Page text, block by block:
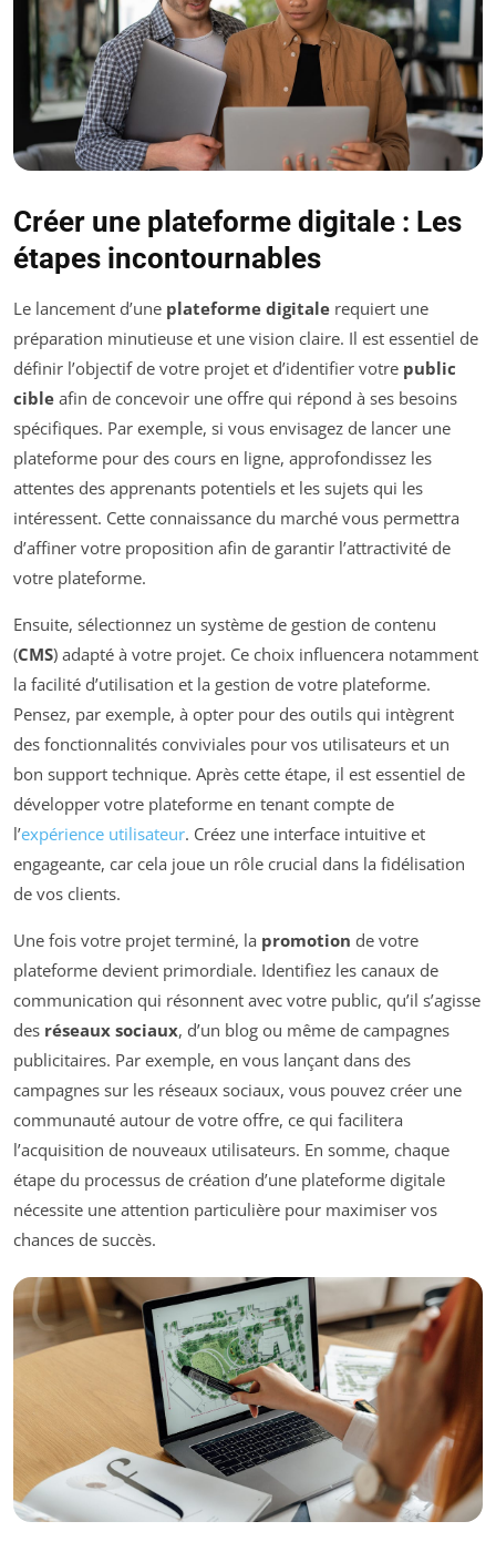
Créer une plateforme digitale : Les
étapes incontournables
Le lancement d’une plateforme digitale requiert une
préparation minutieuse et une vision claire. Il est essentiel de
définir l’objectif de votre projet et d’identifier votre public
cible afin de concevoir une offre qui répond à ses besoins
spécifiques. Par exemple, si vous envisagez de lancer une
plateforme pour des cours en ligne, approfondissez les
attentes des apprenants potentiels et les sujets qui les
intéressent. Cette connaissance du marché vous permettra
d’affiner votre proposition afin de garantir l’attractivité de
votre plateforme.
Ensuite, sélectionnez un système de gestion de contenu
(CMS) adapté à votre projet. Ce choix influencera notamment
la facilité d’utilisation et la gestion de votre plateforme.
Pensez, par exemple, à opter pour des outils qui intègrent
des fonctionnalités conviviales pour vos utilisateurs et un
bon support technique. Après cette étape, il est essentiel de
développer votre plateforme en tenant compte de
l’expérience utilisateur. Créez une interface intuitive et
engageante, car cela joue un rôle crucial dans la fidélisation
de vos clients.
Une fois votre projet terminé, la promotion de votre
plateforme devient primordiale. Identifiez les canaux de
communication qui résonnent avec votre public, qu’il s’agisse
des réseaux sociaux, d’un blog ou même de campagnes
publicitaires. Par exemple, en vous lançant dans des
campagnes sur les réseaux sociaux, vous pouvez créer une
communauté autour de votre offre, ce qui facilitera
l’acquisition de nouveaux utilisateurs. En somme, chaque
étape du processus de création d’une plateforme digitale
nécessite une attention particulière pour maximiser vos
chances de succès.